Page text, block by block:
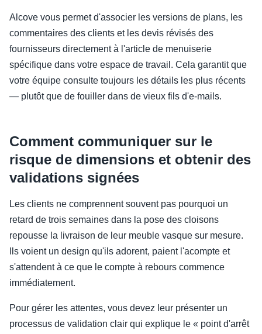
Alcove vous permet d'associer les versions de plans, les
commentaires des clients et les devis révisés des
fournisseurs directement à l'article de menuiserie
spécifique dans votre espace de travail. Cela garantit que
votre équipe consulte toujours les détails les plus récents
— plutôt que de fouiller dans de vieux fils d'e-mails.
Comment communiquer sur le
risque de dimensions et obtenir des
validations signées
Les clients ne comprennent souvent pas pourquoi un
retard de trois semaines dans la pose des cloisons
repousse la livraison de leur meuble vasque sur mesure.
Ils voient un design qu'ils adorent, paient l'acompte et
s'attendent à ce que le compte à rebours commence
immédiatement.
Pour gérer les attentes, vous devez leur présenter un
processus de validation clair qui explique le « point d'arrêt